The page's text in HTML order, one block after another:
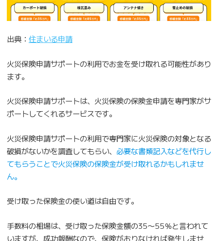
出典： 住まいる申請
火災保険申請サポートの利用でお金を受け取れる可能性があり
ます。
火災保険申請サポートは、火災保険の保険金申請を専門家がサ
ポートしてくれるサービスです。
火災保険申請サポートの利用で専門家に火災保険の対象となる
破損がないかを調査してもらい、 必要な書類記入などを代行し
てもらうことで火災保険の保険金が受け取れるかもしれませ
ん。
受け取った保険金の使い道は自由です。
手数料の相場は、受け取った保険金額の35〜55％と言われて
いますが、成功報酬なので、保険がおりなければ発生しませ